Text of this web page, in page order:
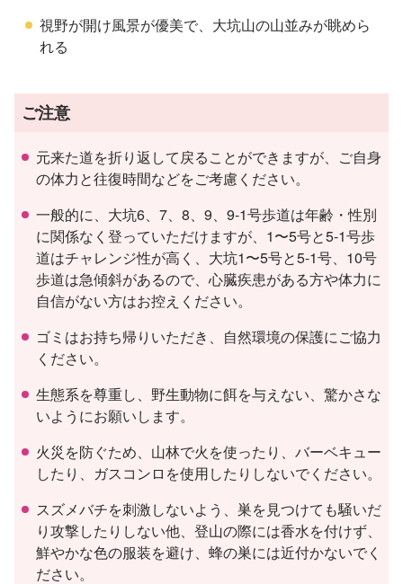
視野が開け風景が優美で、大坑山の山並みが眺めら
れる
ご注意
元来た道を折り返して戻ることができますが、ご自身
の体力と往復時間などをご考慮ください。
一般的に、大坑6、7、8、9、9-1号歩道は年齢・性別
に関係なく登っていただけますが、1〜5号と5-1号歩
道はチャレンジ性が高く、大坑1〜5号と5-1号、10号
歩道は急傾斜があるので、心臓疾患がある方や体力に
自信がない方はお控えください。
ゴミはお持ち帰りいただき、自然環境の保護にご協力
ください。
生態系を尊重し、野生動物に餌を与えない、驚かさな
いようにお願いします。
火災を防ぐため、山林で火を使ったり、バーベキュー
したり、ガスコンロを使用したりしないでください。
スズメバチを刺激しないよう、巣を見つけても騒いだ
り攻撃したりしない他、登山の際には香水を付けず、
鮮やかな色の服装を避け、蜂の巣には近付かないでく
ださい。